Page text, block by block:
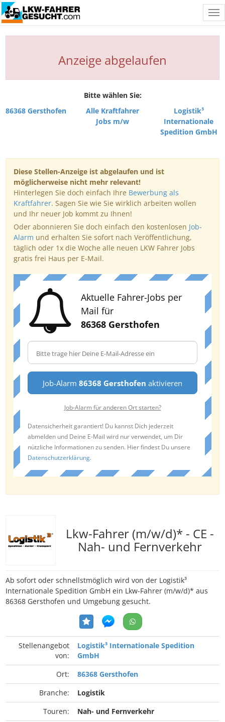
Anzeige abgelaufen
Bitte wählen Sie:
86368 Gersthofen
Alle Kraftfahrer
Jobs m/w
Logistik³
Internationale
Spedition GmbH
Diese Stellen-Anzeige ist abgelaufen und ist
möglicherweise nicht mehr relevant!
Hinterlegen Sie doch einfach Ihre Bewerbung als
Kraftfahrer. Sagen Sie wie Sie wirklich arbeiten wollen
und Ihr neuer Job kommt zu Ihnen!
Oder abonnieren Sie doch einfach den kostenlosen Job-
Alarm und erhalten Sie sofort nach Veröffentlichung,
täglich oder 1x die Woche alle neuen LKW Fahrer Jobs
gratis frei Haus per E-Mail.
Aktuelle Fahrer-Jobs per
Mail für
86368 Gersthofen
Job-Alarm 86368 Gersthofen aktivieren
Job-Alarm für anderen Ort starten?
Datensicherheit garantiert! Du kannst Dich jederzeit
abmelden und Deine E-Mail wird nur verwendet, um Dir
nützliche Informationen zu senden. Hier findest Du unsere
Datenschutzerklärung.
Lkw-Fahrer (m/w/d)* - CE -
Nah- und Fernverkehr
Ab sofort oder schnellstmöglich wird von der Logistik³
Internationale Spedition GmbH ein Lkw-Fahrer (m/w/d)* aus
86368 Gersthofen und Umgebung gesucht.
Stellenangebot
von:
Logistik³ Internationale Spedition
GmbH
Ort:
86368 Gersthofen
Branche:
Logistik
Touren:
Nah- und Fernverkehr